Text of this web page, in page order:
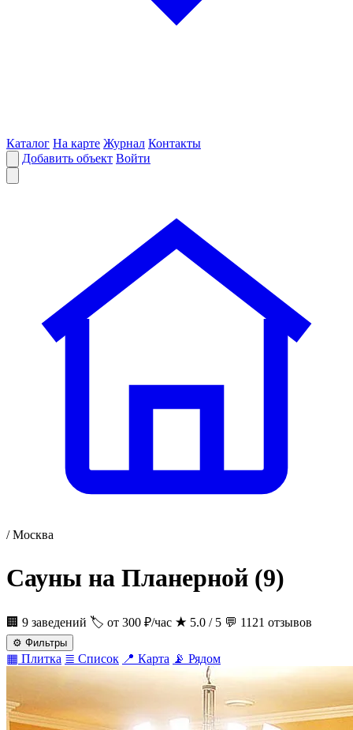
Каталог На карте Журнал Контакты
Добавить объект Войти
/ Москва
Сауны на Планерной (9)
🏢 9 заведений 🏷 от 300 ₽/час ★ 5.0 / 5 💬 1121 отзывов
⚙ Фильтры
▦ Плитка ≣ Список 📍 Карта 📡 Рядом